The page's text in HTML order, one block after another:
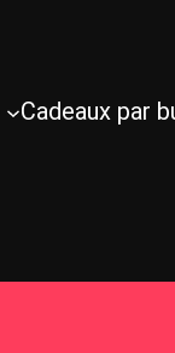
Cadeaux par